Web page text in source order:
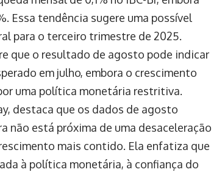
Essa tendência sugere uma possível
para o terceiro trimestre de 2025.
que o resultado de agosto pode indicar
em julho, embora o crescimento
uma política monetária restritiva.
destaca que os dados de agosto
não está próxima de uma desaceleração
mais contido. Ela enfatiza que
à política monetária, à confiança do